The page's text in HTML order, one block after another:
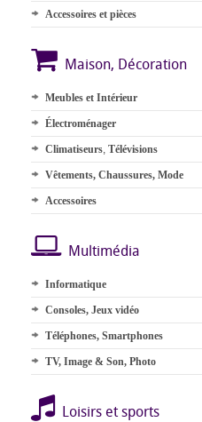
Accessoires et pièces
Maison, Décoration
Meubles et Intérieur
Électroménager
Climatiseurs, Télévisions
Vêtements, Chaussures, Mode
Accessoires
Multimédia
Informatique
Consoles, Jeux vidéo
Téléphones, Smartphones
TV, Image & Son, Photo
Loisirs et sports